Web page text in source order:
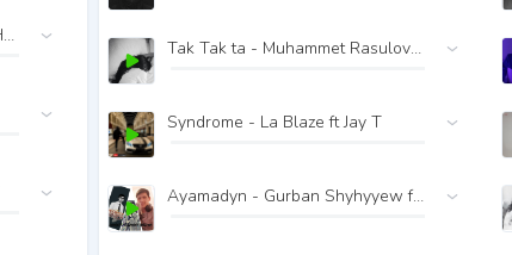
Tak Tak ta - Muhammet Rasulov ft Lilika
Syndrome - La Blaze ft Jay T
Ayamadyn - Gurban Shyhyyew ft JanayeFF ft EkiZHaN
Sesimin Gazabyna - PsiHolog ft GyLych